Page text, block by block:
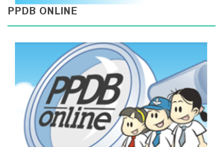
PPDB ONLINE